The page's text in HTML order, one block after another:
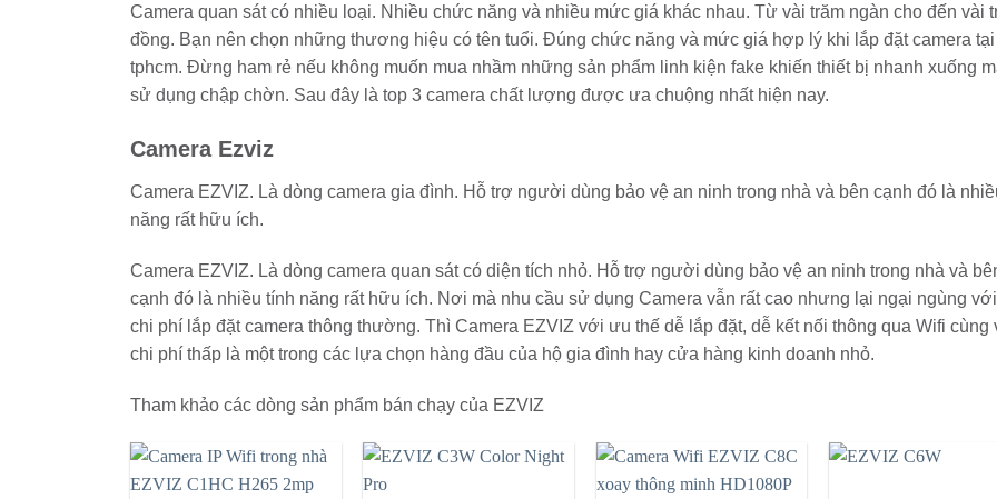
Camera quan sát có nhiều loại. Nhiều chức năng và nhiều mức giá khác nhau. Từ vài trăm ngàn cho đến vài
đồng. Bạn nên chọn những thương hiệu có tên tuổi. Đúng chức năng và mức giá hợp lý khi lắp đặt camera tại
tphcm. Đừng ham rẻ nếu không muốn mua nhầm những sản phẩm linh kiện fake khiến thiết bị nhanh xuống
sử dụng chập chờn. Sau đây là top 3 camera chất lượng được ưa chuộng nhất hiện nay.
Camera Ezviz
Camera EZVIZ. Là dòng camera gia đình. Hỗ trợ người dùng bảo vệ an ninh trong nhà và bên cạnh đó là
năng rất hữu ích.
Camera EZVIZ. Là dòng camera quan sát có diện tích nhỏ. Hỗ trợ người dùng bảo vệ an ninh trong nhà và
cạnh đó là nhiều tính năng rất hữu ích. Nơi mà nhu cầu sử dụng Camera vẫn rất cao nhưng lại ngại ngùng
chi phí lắp đặt camera thông thường. Thì Camera EZVIZ với ưu thế dễ lắp đặt, dễ kết nối thông qua Wifi cùng
chi phí thấp là một trong các lựa chọn hàng đầu của hộ gia đình hay cửa hàng kinh doanh nhỏ.
Tham khảo các dòng sản phẩm bán chạy của EZVIZ